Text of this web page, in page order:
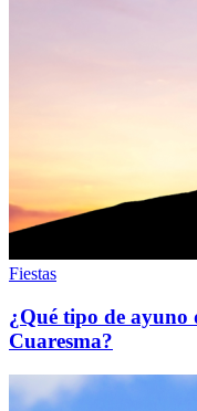
Fiestas
¿Qué tipo de ayuno
Cuaresma?